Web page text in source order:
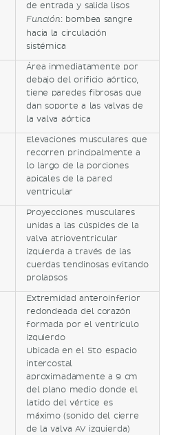
de entrada y salida lisos
Función: bombea sangre
hacia la circulación
sistémica
Área inmediatamente por
debajo del orificio aórtico,
tiene paredes fibrosas que
dan soporte a las valvas de
la valva aórtica
Elevaciones musculares que
recorren principalmente a
lo largo de la porciones
apicales de la pared
ventricular
Proyecciones musculares
unidas a las cúspides de la
valva atrioventricular
izquierda a través de las
cuerdas tendinosas evitando
prolapsos
Extremidad anteroinferior
redondeada del corazón
formada por el ventrículo
izquierdo
Ubicada en el 5to espacio
intercostal
aproximadamente a 9 cm
del plano medio donde el
latido del vértice es
máximo (sonido del cierre
de la valva AV izquierda)